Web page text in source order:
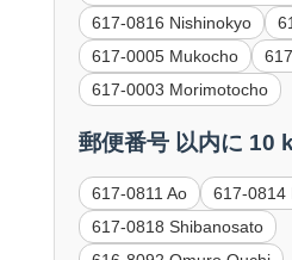
617-0816 Nishinokyo
617-0005 Mukocho
617-0003 Morimotocho
郵便番号 以内に 10
617-0811 Ao
617-0814
617-0818 Shibanosato